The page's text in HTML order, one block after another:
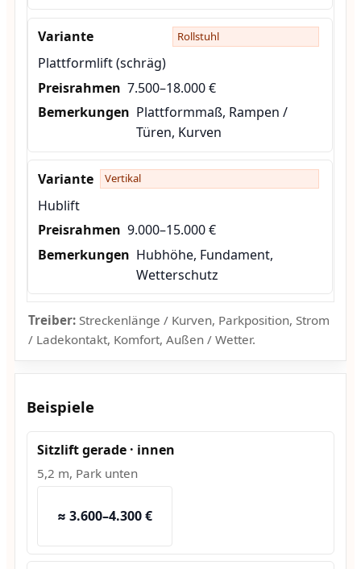
Rollstuhl
Plattformlift (schräg)
7.500–18.000 €
Plattformmaß, Rampen /
Türen, Kurven
Vertikal
Hublift
9.000–15.000 €
Hubhöhe, Fundament,
Wetterschutz
Treiber:Streckenlänge / Kurven, Parkposition, Strom
/ Ladekontakt, Komfort, Außen / Wetter.
Beispiele
Sitzlift gerade · innen
5,2 m, Park unten
≈ 3.600–4.300 €